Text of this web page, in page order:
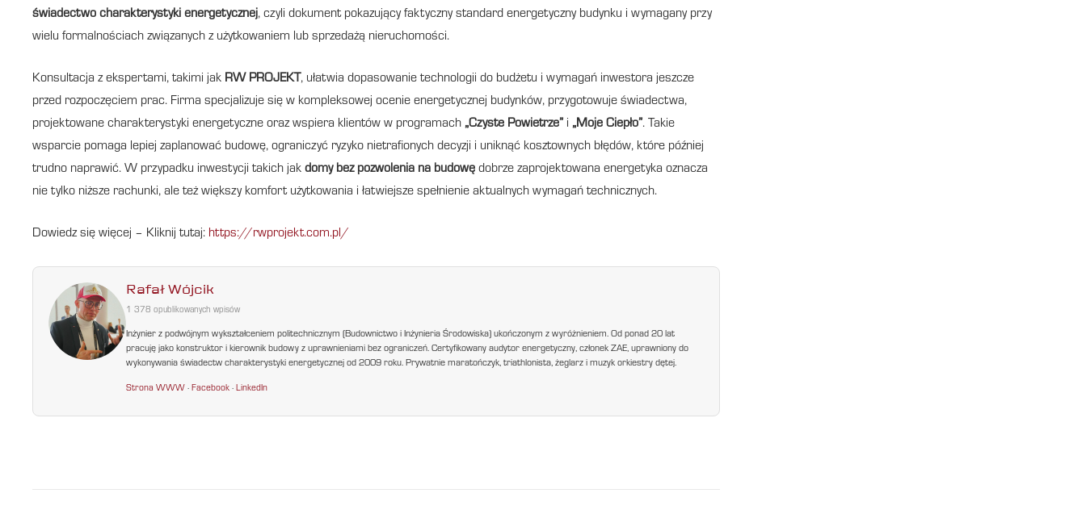
świadectwo charakterystyki energetycznej, czyli dokument pokazujący faktyczny standard energetyczny budynku i wymagany przy
wielu formalnościach związanych z użytkowaniem lub sprzedażą nieruchomości.
Konsultacja z ekspertami, takimi jak RW PROJEKT, ułatwia dopasowanie technologii do budżetu i wymagań inwestora jeszcze
przed rozpoczęciem prac. Firma specjalizuje się w kompleksowej ocenie energetycznej budynków, przygotowuje świadectwa,
projektowane charakterystyki energetyczne oraz wspiera klientów w programach „Czyste Powietrze” i „Moje Ciepło”. Takie
wsparcie pomaga lepiej zaplanować budowę, ograniczyć ryzyko nietrafionych decyzji i uniknąć kosztownych błędów, które później
trudno naprawić. W przypadku inwestycji takich jak domy bez pozwolenia na budowę dobrze zaprojektowana energetyka oznacza
nie tylko niższe rachunki, ale też większy komfort użytkowania i łatwiejsze spełnienie aktualnych wymagań technicznych.
Dowiedz się więcej – Kliknij tutaj: https://rwprojekt.com.pl/
Rafał Wójcik
1 378 opublikowanych wpisów
Inżynier z podwójnym wykształceniem politechnicznym (Budownictwo i Inżynieria Środowiska) ukończonym z wyróżnieniem. Od ponad 20 lat
pracuję jako konstruktor i kierownik budowy z uprawnieniami bez ograniczeń. Certyfikowany audytor energetyczny, członek ZAE, uprawniony do
wykonywania świadectw charakterystyki energetycznej od 2009 roku. Prywatnie maratończyk, triathlonista, żeglarz i muzyk orkiestry dętej.
Strona WWW ·Facebook ·LinkedIn